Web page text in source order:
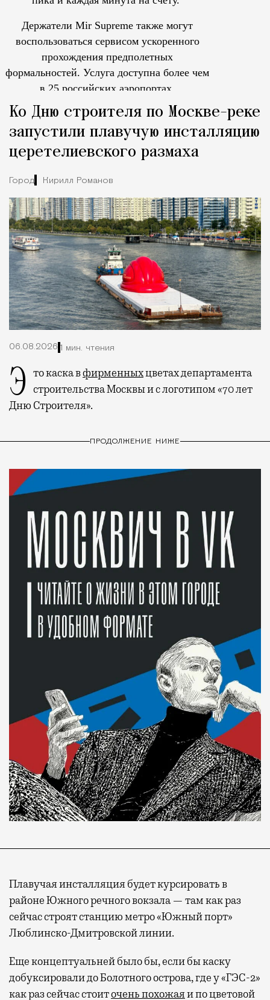
Держатели Mir Supreme также могут
воспользоваться сервисом ускоренного
прохождения предполетных
формальностей. Услуга доступна более чем
в 25 российских аэропортах.
Современный путешественник часто берет
Ко Дню строителя по Москве-реке
запустили плавучую инсталляцию
церетелиевского размаха
Город Кирилл Романов
06.08.2026 1 мин. чтения
Это каска вфирменныхцветах департамента
строительства Москвы и с логотипом «70 лет
Дню Строителя».
ПРОДОЛЖЕНИЕ НИЖЕ
Плавучая инсталляция будет курсировать в
районе Южного речного вокзала — там как раз
сейчас строят станцию метро «Южный порт»
Люблинско-Дмитровской линии.
Еще концептуальней было бы, если бы каску
добуксировали до Болотного острова, где у «ГЭС-2»
как раз сейчас стоиточень похожаяи по цветовой